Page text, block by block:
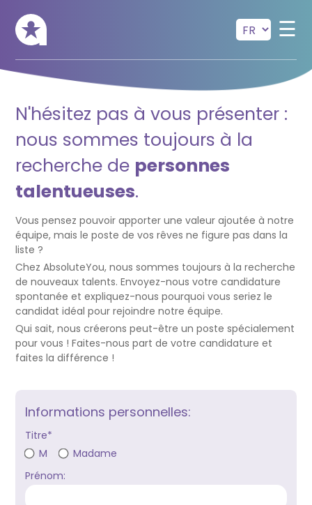
☰
N'hésitez pas à vous présenter :
nous sommes toujours à la
recherche de personnes
talentueuses.
Vous pensez pouvoir apporter une valeur ajoutée à notre
équipe, mais le poste de vos rêves ne figure pas dans la
liste ?
Chez AbsoluteYou, nous sommes toujours à la recherche
de nouveaux talents. Envoyez-nous votre candidature
spontanée et expliquez-nous pourquoi vous seriez le
candidat idéal pour rejoindre notre équipe.
Qui sait, nous créerons peut-être un poste spécialement
pour vous ! Faites-nous part de votre candidature et
faites la différence !
Informations personnelles:
Titre*
M
Madame
Prénom: